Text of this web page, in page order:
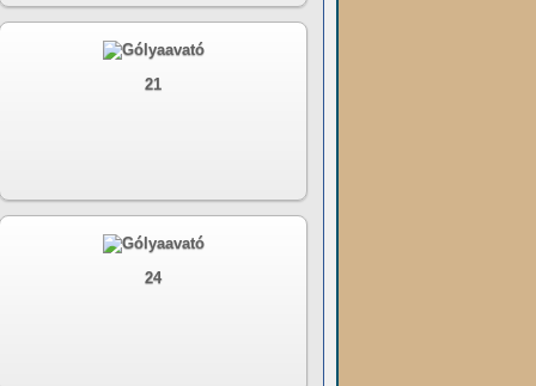
21
24